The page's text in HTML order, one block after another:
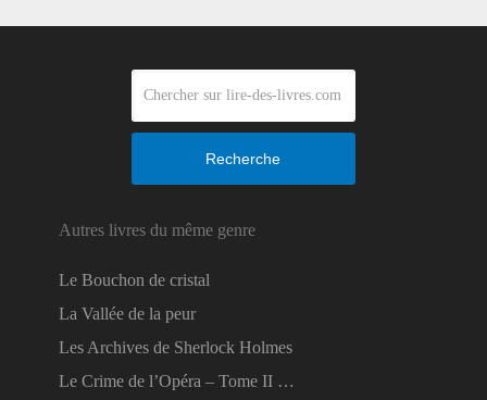
Recherche
Autres livres du même genre
Le Bouchon de cristal
La Vallée de la peur
Les Archives de Sherlock Holmes
Le Crime de l’Opéra – Tome II …